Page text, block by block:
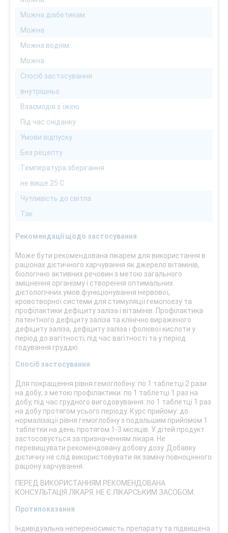
Можна діабетикам
Можна
Можна водіям
Можна
Спосіб застосування
внутрішньо
Взаємодія з їжею
Під час сніданку
Умови відпуску
Без рецепту
Температура зберігання
не вище 25 С
Чутливість до світла
Так
Рекомендації щодо застосування
Може бути рекомендована лікарем для використання в
раціонах дієтичного харчування як джерело вітамінів,
біологічно активних речовин з метою загального
зміцнення організму і створення оптимальних
дієтологічних умов функціонування нервової,
кровотворної системи для стимуляції гемопоезу та
профілактики дефіциту заліза і вітамінів. Профілактика
латентного дефіциту заліза та клінічно вираженого
дефіциту заліза, дефіциту заліза і фолієвої кислоти у
період до вагітності, під час вагітності та у період
годування груддю.
Спосіб застосування
Для покращення рівня гемоглобіну: по 1 таблетці 2 рази
на добу; з метою профілактики: по 1 таблетці 1 раз на
добу, під час грудного вигодовування: по 1 таблетці 1 раз
на добу протягом усього періоду. Курс прийому: до
нормалізації рівня гемоглобіну з подальшим прийомом 1
таблетки на день протягом 1-3 мiсяців. У дітей продукт
застосовується за призначенням лікаря. Не
перевищувати рекомендовану добову дозу. Добавку
дієтичну не слід використовувати як заміну повноцінного
раціону харчування.
ПЕРЕД ВИКОРИСТАННЯМ РЕКОМЕНДОВАНА
КОНСУЛЬТАЦІЯ ЛІКАРЯ. НЕ Є ЛІКАРСЬКИМ ЗАСОБОМ.
Протипоказання
Індивідуальна непереносимість препарату та підвищена